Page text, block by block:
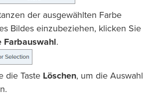
der ausgewählten Farbe
Bildes einzubeziehen, klicken Sie
Farbauswahl .
die Taste Löschen, um die Auswahl